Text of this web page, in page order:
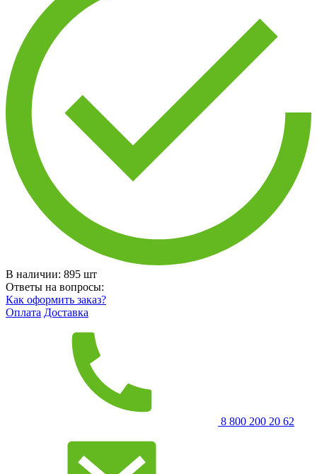
В наличии: 895 шт
Ответы на вопросы:
Как оформить заказ?
Оплата Доставка
8 800 200 20 62